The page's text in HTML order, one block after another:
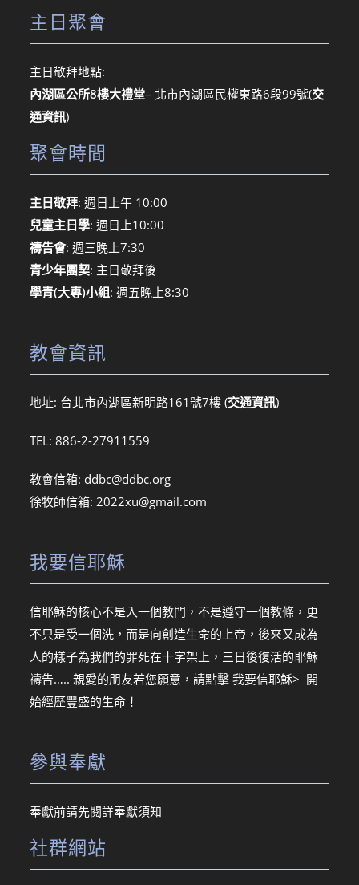
主日聚會
主日敬拜地點:
內湖區公所8樓大禮堂– 北市內湖區民權東路6段99號(交
通資訊)
聚會時間
主日敬拜: 週日上午 10:00
兒童主日學: 週日上10:00
禱告會: 週三晚上7:30
青少年團契: 主日敬拜後
學青(大專)小組: 週五晚上8:30
教會資訊
地址: 台北市內湖區新明路161號7樓 (交通資訊)
TEL: 886-2-27911559
教會信箱: ddbc@ddbc.org
徐牧師信箱:2022xu@gmail.com
我要信耶穌
信耶穌的核心不是入一個教門，不是遵守一個教條，更
不只是受一個洗，而是向創造生命的上帝，後來又成為
人的樣子為我們的罪死在十字架上，三日後復活的耶穌
禱告….. 親愛的朋友若您願意，請點擊我要信耶穌> 開
始經歷豐盛的生命！
參與奉獻
奉獻前請先閱詳奉獻須知
社群網站